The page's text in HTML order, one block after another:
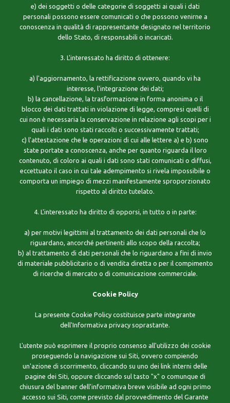
e) dei soggetti o delle categorie di soggetti ai quali i dati
personali possono essere comunicati o che possono venirne a
conoscenza in qualità di rappresentante designato nel territorio
dello Stato, di responsabili o incaricati.
3. L'interessato ha diritto di ottenere:
a) l'aggiornamento, la rettificazione ovvero, quando vi ha
interesse, l'integrazione dei dati;
b) la cancellazione, la trasformazione in forma anonima o il
blocco dei dati trattati in violazione di legge, compresi quelli di
cui non è necessaria la conservazione in relazione agli scopi per i
quali i dati sono stati raccolti o successivamente trattati;
c) l'attestazione che le operazioni di cui alle lettere a) e b) sono
state portate a conoscenza, anche per quanto riguarda il loro
contenuto, di coloro ai quali i dati sono stati comunicati o diffusi,
eccettuato il caso in cui tale adempimento si rivela impossibile o
comporta un impiego di mezzi manifestamente sproporzionato
rispetto al diritto tutelato.
4. L'interessato ha diritto di opporsi, in tutto o in parte:
a) per motivi legittimi al trattamento dei dati personali che lo
riguardano, ancorché pertinenti allo scopo della raccolta;
b) al trattamento di dati personali che lo riguardano a fini di invio
di materiale pubblicitario o di vendita diretta o per il compimento
di ricerche di mercato o di comunicazione commerciale.
Cookie Policy
La presente Cookie Policy costituisce parte integrante
dell'Informativa privacy soprastante.
L'utente può esprimere il proprio consenso all'utilizzo dei cookie
proseguendo la navigazione sui Siti, ovvero compiendo
un'azione di scorrimento, cliccando su uno dei link interni delle
pagine dei Siti, oppure cliccando sul tasto "x" o comunque di
chiusura del banner dell'informativa breve visibile ad ogni primo
accesso sui Siti, come previsto dal provvedimento del Garante